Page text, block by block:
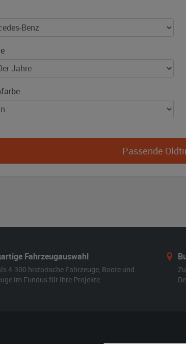
Passende
Fahrzeugauswahl
4.300 historische Fahrzeuge, Boote und
im Fundus für Ihre Projekte.